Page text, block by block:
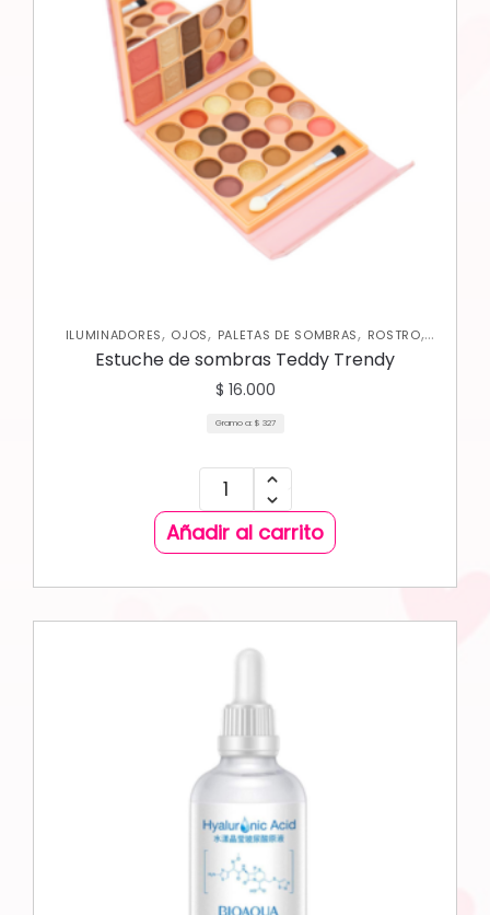
ILUMINADORES, OJOS, PALETAS DE SOMBRAS, ROSTRO,
RUBORES
Estuche de sombras Teddy Trendy
$ 16.000
Gramo a: $ 327
Añadir al carrito